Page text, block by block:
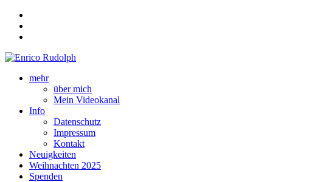
mehr
über mich
Mein Videokanal
Info
Datenschutz
Impressum
Kontakt
Neuigkeiten
Weihnachten 2025
Spenden